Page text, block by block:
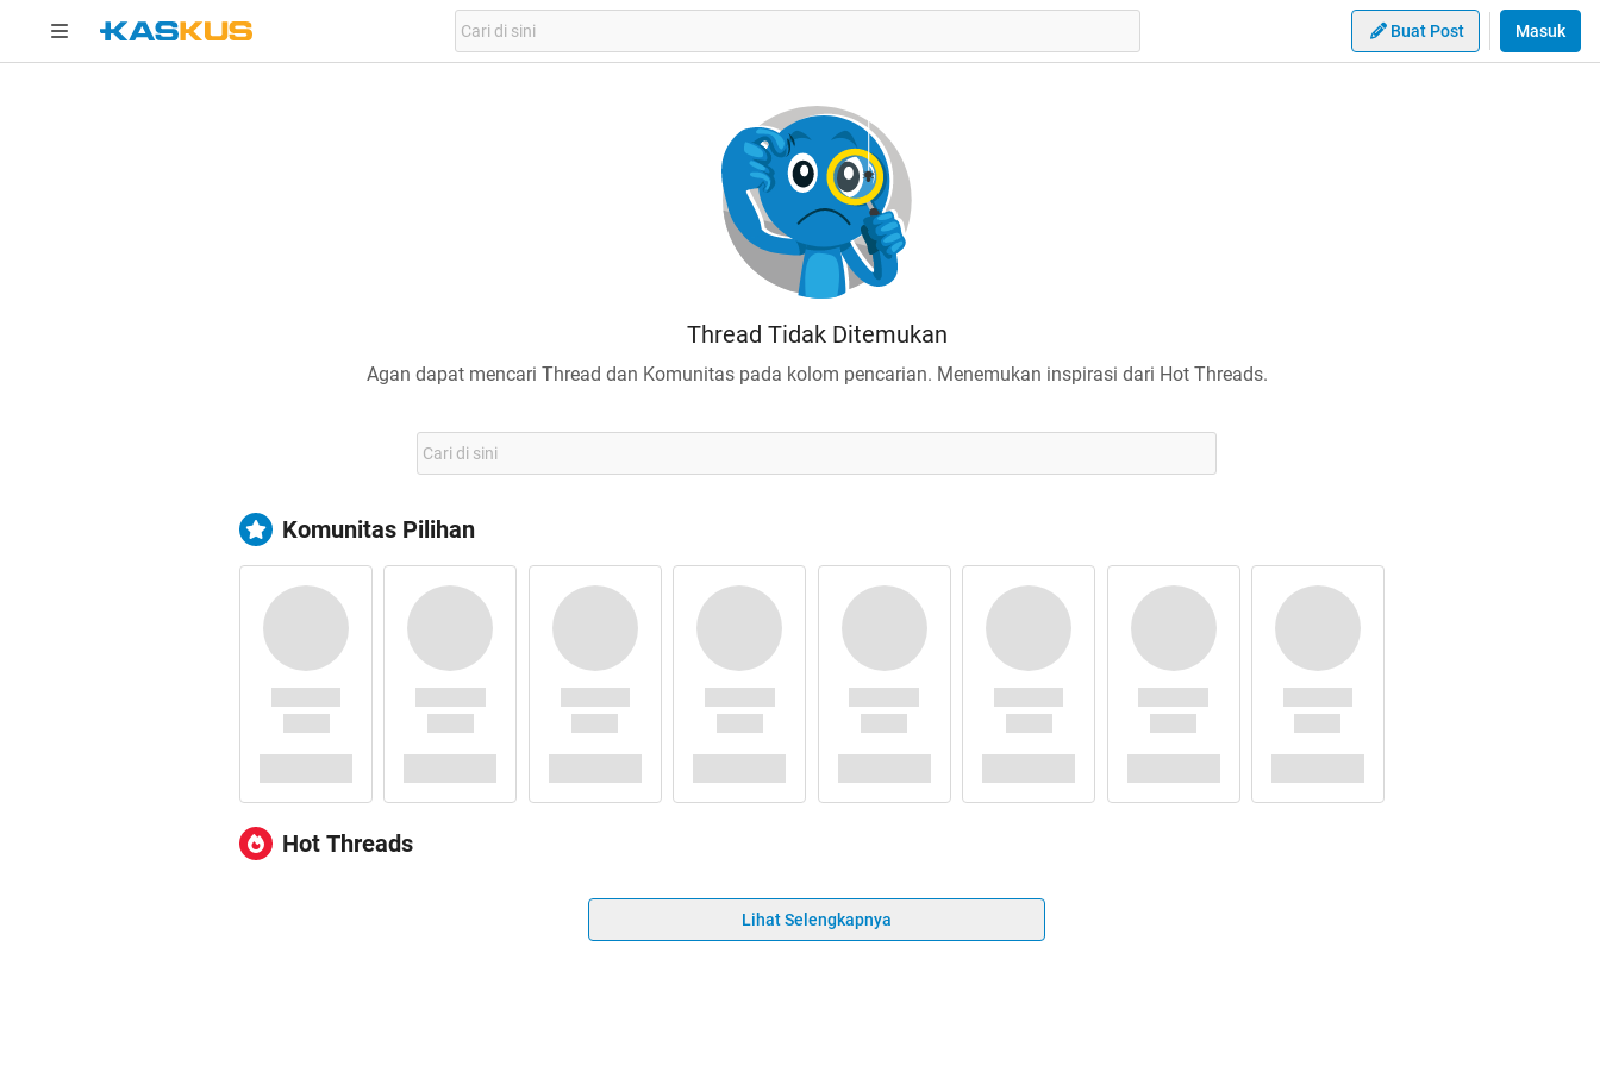
Buat Post Masuk
Thread Tidak Ditemukan
Agan dapat mencari Thread dan Komunitas pada kolom pencarian. Menemukan inspirasi dari Hot Threads.
Komunitas Pilihan
Hot Threads
Lihat Selengkapnya